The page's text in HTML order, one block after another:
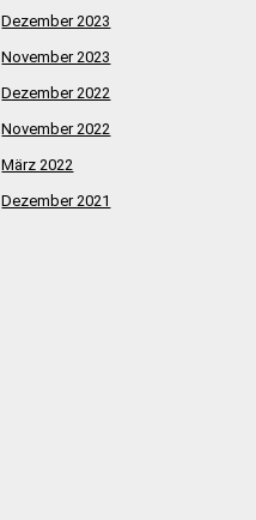
Dezember 2023
November 2023
Dezember 2022
November 2022
März 2022
Dezember 2021